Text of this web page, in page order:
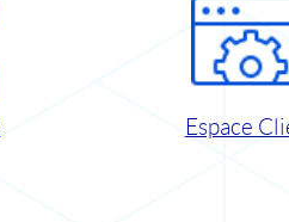
Espace